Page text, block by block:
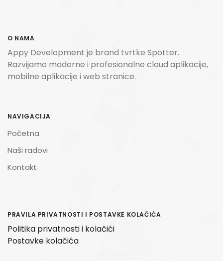
O NAMA
Appy Development je brand tvrtke Spotter.
Razvijamo moderne i profesionalne cloud aplikacije,
mobilne aplikacije i web stranice.
NAVIGACIJA
Početna
Naši radovi
Kontakt
PRAVILA PRIVATNOSTI I POSTAVKE KOLAČIĆA
Politika privatnosti i kolačići
Postavke kolačića